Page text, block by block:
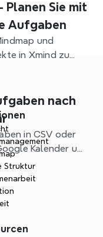
Sie mit
Aufgaben
und
in Xmind zu
und
nach
in CSV oder
Kalender und
um Ihren
Struktur